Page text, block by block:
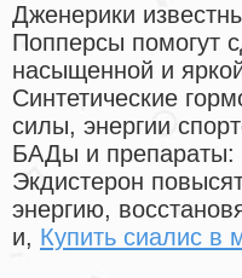
Дженерики
Попперсы помогут
насыщенной и
Синтетические
силы, энергии
БАДы и препараты:
Экдистерон
энергию,
и, Купить сиалис в